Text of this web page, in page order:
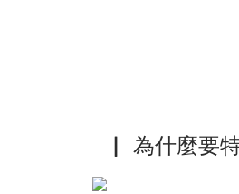
▏ 為什麼要